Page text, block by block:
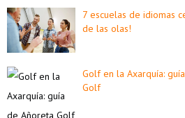
7 escuelas de idiomas
de las olas!
Golf en la Axarquía:
Golf